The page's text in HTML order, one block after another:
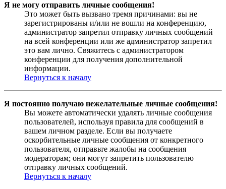
Я не могу отправить личные сообщения!
Это может быть вызвано тремя причинами: вы не
зарегистрированы и/или не вошли на конференцию,
администратор запретил отправку личных сообщений
на всей конференции или же администратор запретил
это вам лично. Свяжитесь с администратором
конференции для получения дополнительной
информации.
Вернуться к началу
Я постоянно получаю нежелательные личные сообщения!
Вы можете автоматически удалять личные сообщения
пользователей, используя правила для сообщений в
вашем личном разделе. Если вы получаете
оскорбительные личные сообщения от конкретного
пользователя, отправьте жалобы на сообщения
модераторам; они могут запретить пользователю
отправку личных сообщений.
Вернуться к началу